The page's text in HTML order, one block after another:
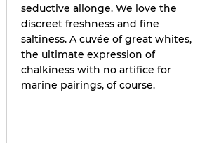
seductive allonge. We love the
discreet freshness and fine
saltiness. A cuvée of great whites,
the ultimate expression of
chalkiness with no artifice for
marine pairings, of course.